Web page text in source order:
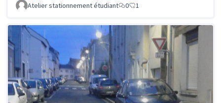
Atelier stationnement étudiant 0 1